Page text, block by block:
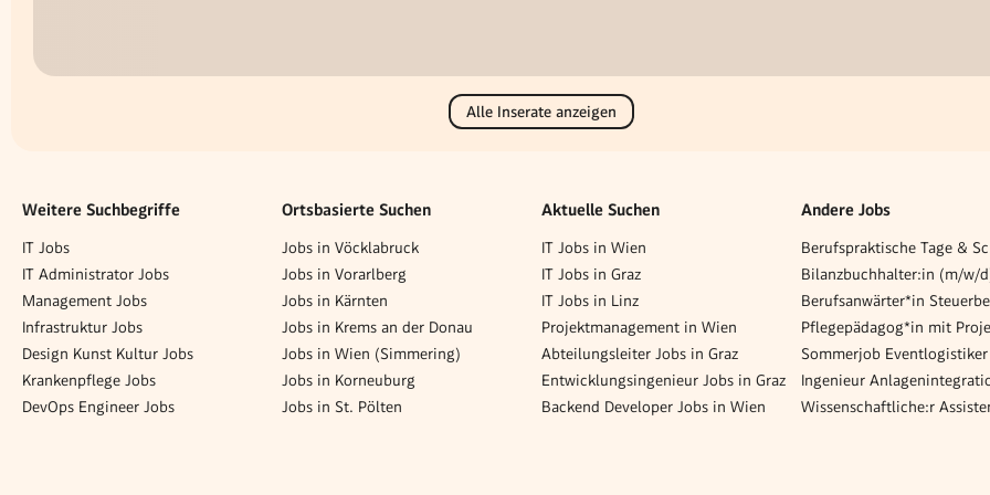
Alle Inserate anzeigen
Weitere Suchbegriffe
IT Jobs
IT Administrator Jobs
Management Jobs
Infrastruktur Jobs
Design Kunst Kultur Jobs
Krankenpflege Jobs
DevOps Engineer Jobs
Ortsbasierte Suchen
Jobs in Vöcklabruck
Jobs in Vorarlberg
Jobs in Kärnten
Jobs in Krems an der Donau
Jobs in Wien (Simmering)
Jobs in Korneuburg
Jobs in St. Pölten
Aktuelle Suchen
IT Jobs in Wien
IT Jobs in Graz
IT Jobs in Linz
Projektmanagement in Wien
Abteilungsleiter Jobs in Graz
Entwicklungsingenieur Jobs in Graz
Backend Developer Jobs in Wien
Andere Jobs